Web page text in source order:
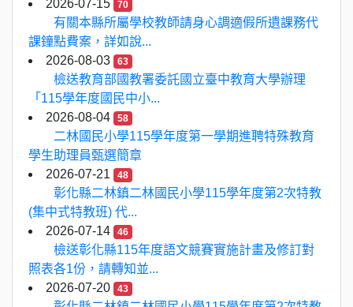
2026-07-15
70
有關本縣所屬學校教師請身心調適假所遺課務代
課鐘點費案，詳如說...
2026-08-03
63
檢送教育部國教署委託國立臺中教育大學辦理
「115學年度國民中小...
2026-08-04
58
二林國民小學115學年度第一學期進聘特殊教育
學生助理員甄選簡章
2026-07-21
48
彰化縣二林鎮二林國民小學115學年度第2次特教
(集中式特教班) 代...
2026-07-14
46
檢送彰化縣115年度語文競賽實施計畫及修訂對
照表各1份，請轉知並...
2026-07-20
43